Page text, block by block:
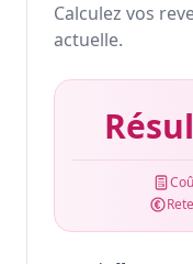
Calculez vos
actuelle.